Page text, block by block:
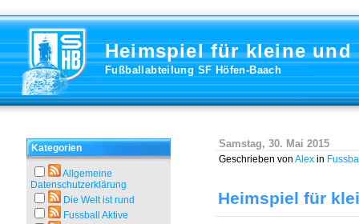
Heimspiel für kleine und
Fußballabteilung SF Höfen-Baach
Kategorien
Allgemeine
Datenschutzerklärung
Die Welt ist rund
Fussball Aktive
Samstag, 30. Mai 2015
Geschrieben von Alex in
Heimspiel für